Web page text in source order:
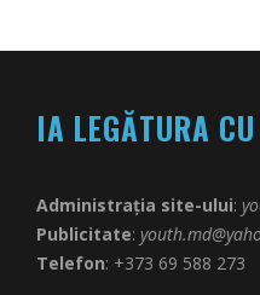
IA LEGĂTURA
Administrația site-ului:
Publicitate:
Telefon: +373 69 588 273